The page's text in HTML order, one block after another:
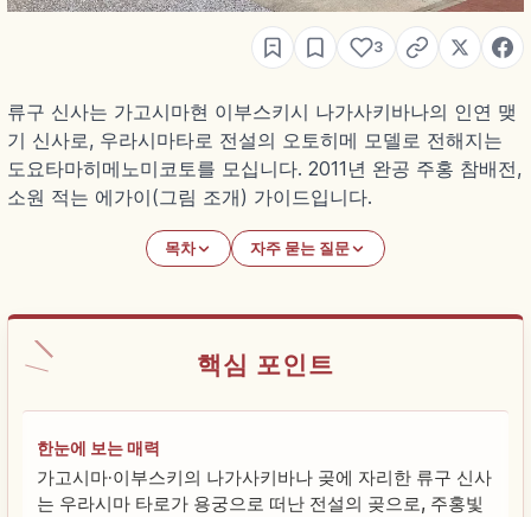
3
류구 신사는 가고시마현 이부스키시 나가사키바나의 인연 맺
기 신사로, 우라시마타로 전설의 오토히메 모델로 전해지는
도요타마히메노미코토를 모십니다. 2011년 완공 주홍 참배전,
소원 적는 에가이(그림 조개) 가이드입니다.
목차 자주 묻는 질문
핵심 포인트
한눈에 보는 매력
가고시마·이부스키의 나가사키바나 곶에 자리한 류구 신사
는 우라시마 타로가 용궁으로 떠난 전설의 곶으로, 주홍빛